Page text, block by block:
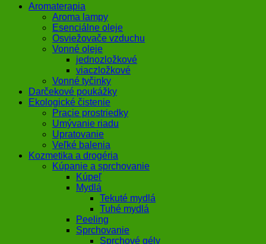
Aromaterapia
Aroma lampy
Esenciálne oleje
Osviežovače vzduchu
Vonné oleje
jednozložkové
viaczložkové
Vonné tyčinky
Darčekové poukážky
Ekologické čistenie
Pracie prostriedky
Umývanie riadu
Upratovanie
Veľké balenia
Kozmetika a drogéria
Kúpanie a sprchovanie
Kúpeľ
Mydlá
Tekuté mydlá
Tuhé mydlá
Peeling
Sprchovanie
Sprchové gély